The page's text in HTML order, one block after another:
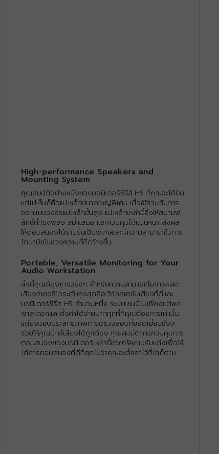
High-performance Speakers and
Mounting System
คุณสมบัติอย่างหนึ่งของมอนิเตอร์ซีรีส์ HS ที่คุณจะได้ยิน
แต่ไม่เห็นก็คือแม่เหล็กขนาดใหญ่พิเศษ เมื่อใช้ร่วมกับการ
ออกแบบวงจรแม่เหล็กขั้นสูง แม่เหล็กเหล่านี้จึงให้สนามฟ
ลักซ์ที่ทรงพลัง สม่ำเสมอ และควบคุมได้แน่นหนา ส่งผล
ให้ตอบสนองได้ราบรื่นเป็นพิเศษและมีความสามารถในการ
ไดนามิกในช่วงความถี่ที่กว้างขึ้น
Portable, Versatile Monitoring for Your
Audio Workstation
สิ่งที่คุณต้องการจริงๆ สำหรับความสามารถในการผลิต
เสียงสเตอริโอระดับสูงสุดคือเวิร์กสเตชันเสียงที่ดีและ
มอนิเตอร์ซีรีส์ HS จำนวนหนึ่ง ระบบเช่นนี้ไม่เพียงแต่พก
พาสะดวกและตั้งค่าได้ง่ายมากทุกที่ที่คุณต้องการเท่านั้น
แต่ยังมอบประสิทธิภาพการตรวจสอบที่ยอดเยี่ยมซึ่งจะ
ช่วยให้คุณมิกซ์เสียงได้ถูกต้อง คุณสมบัติการควบคุมการ
ตอบสนองของมอนิเตอร์เหล่านี้ช่วยให้คุณปรับแต่งเพื่อให้
ได้การตอบสนองที่ดีที่สุดไม่ว่าคุณจะตั้งค่าไว้ที่ใดก็ตาม